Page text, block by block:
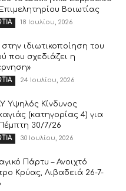
Βοιωτίας
18 Ιουλίου, 2026
στην ιδιωτικοποίηση του
που σχεδιάζει η
24 Ιουλίου, 2026
Υψηλός Κίνδυνος
(κατηγορίας 4) για
30/7/26
30 Ιουλίου, 2026
Πάρτυ – Ανοιχτό
Κρύας, Λιβαδειά 26-7-